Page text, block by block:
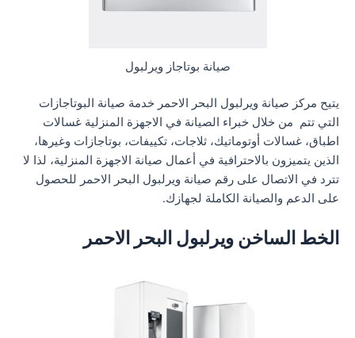
صيانة بوتاجاز ويرلبول
يتيح مركز صيانة ويرلبول البحر الاحمر خدمة صيانة البوتاجازات
التي تتم من خلال خبراء الصيانة في الاجهزة المنزلية غسالات
اطباق، غسالات أوتوماتيك، ثلاجات، تكييفات، بوتاجازات وغيرها،
الذين يتميزون بالاحترافية في أعمال صيانة الاجهزة المنزلية، لذا لا
تترد في الاتصال على رقم صيانة ويرلبول البحر الاحمر للحصول
على الدعم والصيانة الكاملة لجهازك.
الخط الساخن ويرلبول البحر الاحمر